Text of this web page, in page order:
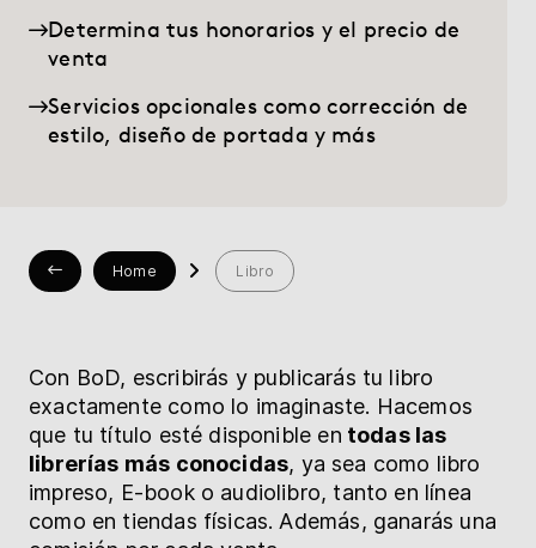
Para editoriales
Librería
Determina tus honorarios y el precio de
venta
Servicios opcionales como corrección de
estilo, diseño de portada y más
Home Libro
Con BoD, escribirás y publicarás tu libro
exactamente como lo imaginaste. Hacemos
que tu título esté disponible en todas las
librerías más conocidas, ya sea como libro
impreso, E-book o audiolibro, tanto en línea
como en tiendas físicas. Además, ganarás una